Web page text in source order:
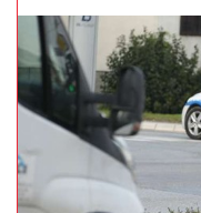
TEŠKA NESREĆA
Saobraćaj potpuno
Policija vrši uviđaj